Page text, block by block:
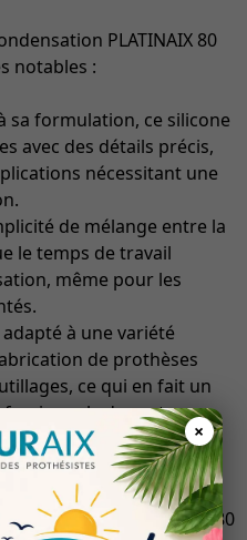
×
PLATINAIX 80
notables :
sa formulation, ce silicone
avec des détails précis,
nécessitant une
de mélange entre la
le temps de travail
même pour les
à une variété
de prothèses
ce qui en fait un
du secteur.
PLATINAIX 80